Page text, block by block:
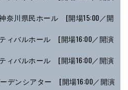
奈川県⺠ホール [開場15:00／開
ィバルホール [開場16:00／開演
ィバルホール [開場16:00／開演
デンシアター [開場16:00／開演